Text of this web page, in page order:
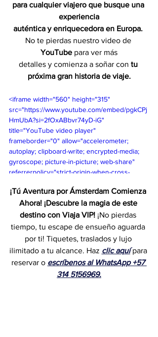
para cualquier viajero que busque una
experiencia
auténtica y enriquecedora en Europa.
No te pierdas nuestro video de
YouTube para ver más
detalles y comienza a soñar con tu
próxima gran historia de viaje.
<iframe width="560" height="315"
src="https://www.youtube.com/embed/pgkCPj
HmUbA?si=2fOxABbvr74yD-iG"
title="YouTube video player"
frameborder="0" allow="accelerometer;
autoplay; clipboard-write; encrypted-media;
gyroscope; picture-in-picture; web-share"
referrerpolicy="strict-origin-when-cross-
¡Tú Aventura por Ámsterdam Comienza
Ahora! ¡Descubre la magia de este
destino con Viaja VIP! ¡No pierdas
tiempo, tu escape de ensueño aguarda
por ti! Tiquetes, traslados y lujo
ilimitado a tu alcance. Haz clic aquí para
reservar o escríbenos al WhatsApp +57
314 5156969.